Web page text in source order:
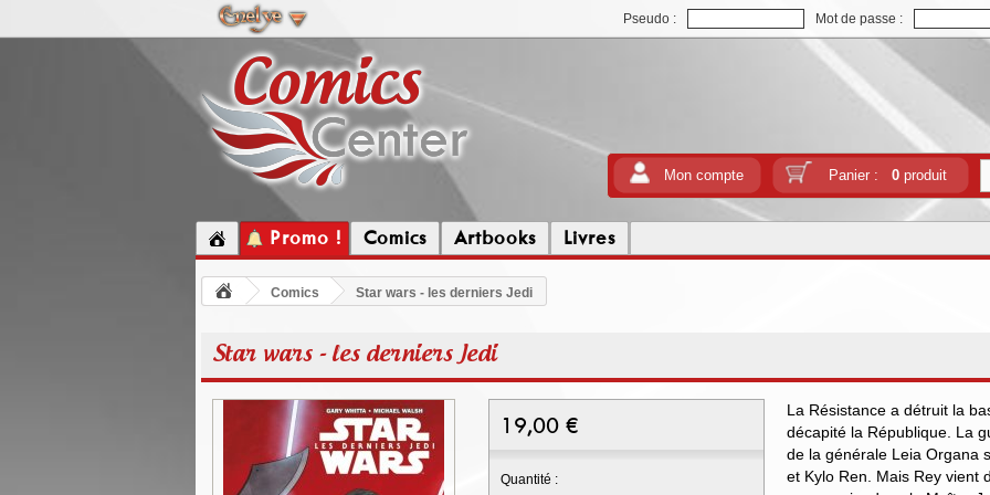
Pseudo : Mot de passe :
Mon compte Panier : 0produit
Promo ! Comics Artbooks Livres
Comics Star wars - les derniers Jedi
Star wars - les derniers Jedi
19,00 €
Quantité :
La Résistance a détruit la
décapité la République. La
de la générale Leia Organa
et Kylo Ren. Mais Rey vient